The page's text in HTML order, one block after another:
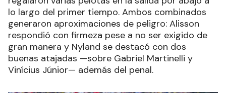
lo largo del primer tiempo. Ambos combinados
generaron aproximaciones de peligro: Alisson
respondió con firmeza pese a no ser exigido de
gran manera y Nyland se destacó con dos
buenas atajadas —sobre Gabriel Martinelli y
Vinícius Júnior— además del penal.